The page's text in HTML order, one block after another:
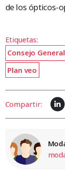
de los ópticos-
Etiquetas:
Consejo
Plan veo
Compartir: